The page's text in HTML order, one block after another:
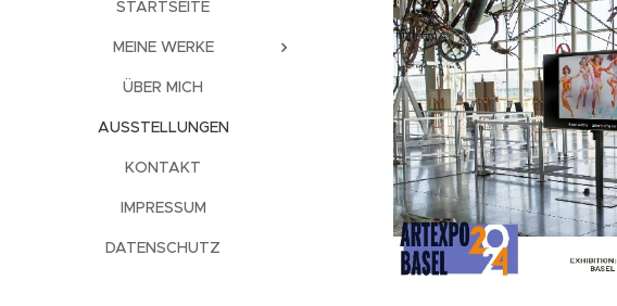
STARTSEITE
MEINE WERKE
ÜBER MICH
AUSSTELLUNGEN
KONTAKT
IMPRESSUM
DATENSCHUTZ